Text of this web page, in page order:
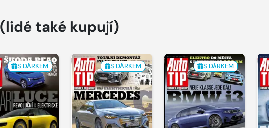
(lidé také kupují)
S DÁRKEM S DÁRKEM S DÁRKEM